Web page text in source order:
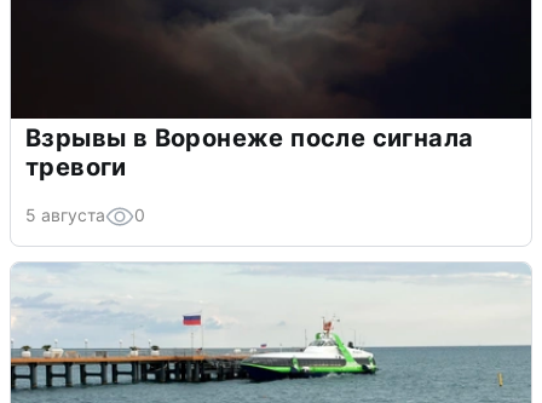
Взрывы в Воронеже после сигнала
тревоги
5 августа 0